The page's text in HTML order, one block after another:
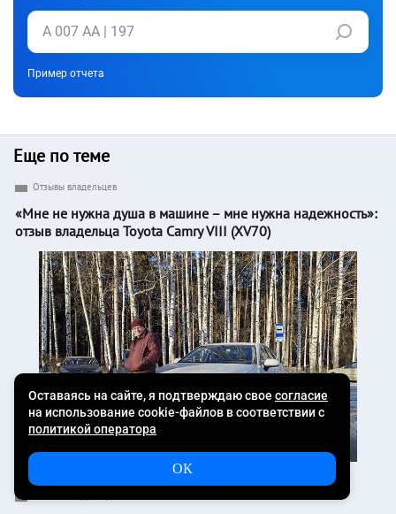
Пример отчета
Еще по теме
Отзывы владельцев
«Мне не нужна душа в машине – мне нужна надежность»:
отзыв владельца Toyota Camry VIII (XV70)